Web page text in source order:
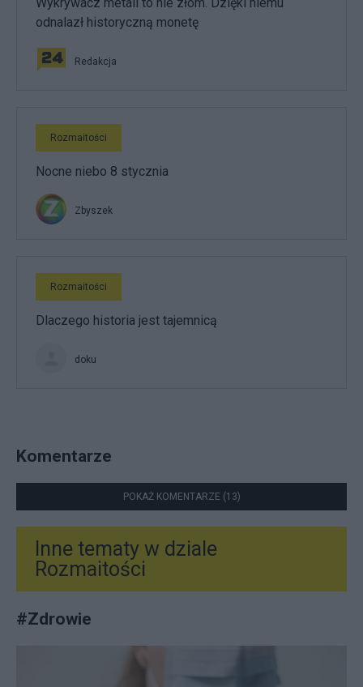
odnalazł historyczną monetę
Redakcja
Rozmaitości
Nocne niebo 8 stycznia
Zbyszek
Rozmaitości
Dlaczego historia jest tajemnicą
doku
Komentarze
POKAŻ KOMENTARZE (13)
Inne tematy w dziale
Rozmaitości
#Zdrowie